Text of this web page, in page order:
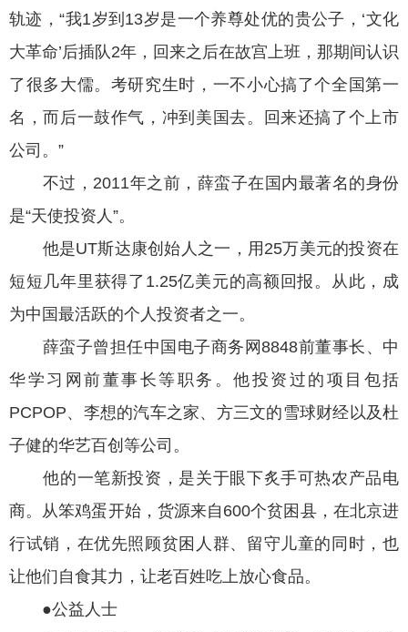
轨迹，“我1岁到13岁是一个养尊处优的贵公子，‘文化
大革命’后插队2年，回来之后在故宫上班，那期间认识
了很多大儒。考研究生时，一不小心搞了个全国第一
名，而后一鼓作气，冲到美国去。回来还搞了个上市
公司。”
不过，2011年之前，薛蛮子在国内最著名的身份
是“天使投资人”。
他是UT斯达康创始人之一，用25万美元的投资在
短短几年里获得了1.25亿美元的高额回报。从此，成
为中国最活跃的个人投资者之一。
薛蛮子曾担任中国电子商务网8848前董事长、中
华学习网前董事长等职务。他投资过的项目包括
PCPOP、李想的汽车之家、方三文的雪球财经以及杜
子健的华艺百创等公司。
他的一笔新投资，是关于眼下炙手可热农产品电
商。从笨鸡蛋开始，货源来自600个贫困县，在北京进
行试销，在优先照顾贫困人群、留守儿童的同时，也
让他们自食其力，让老百姓吃上放心食品。
●公益人士